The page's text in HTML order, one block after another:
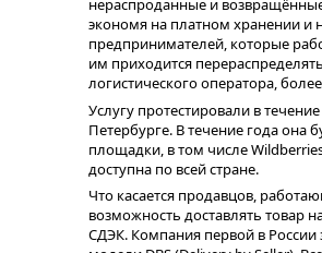
управления закупками,
и аналитики.
Для демонстрации результатов
менеджер обрабатывает 50
или в общей сложности 4,1 часа.
обработкой каждого запроса за
часа по сравнению с человеком.
полный рабочий день, ускоряет
трафик обращений. При
рублей, на штате из 10 таких
экономит 8 300 рублей в день
Специалисты логистического
нераспроданные и
экономя на платном хранении и
предпринимателей, которые
им приходится
логистического оператора,
Услугу протестировали в
Петербурге. В течение года она
площадки, в том числе
доступна по всей стране.
Что касается продавцов,
возможность доставлять товар
СДЭК. Компания первой в России